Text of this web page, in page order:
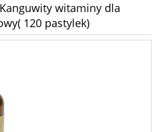
witaminy dla
120 pastylek)